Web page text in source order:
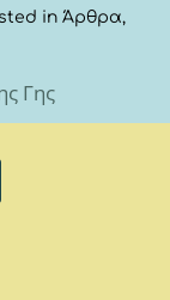
in Άρθρα,
Γης